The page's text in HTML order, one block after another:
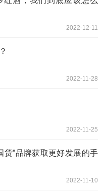
2022-12-11
2022-11-28
2022-11-25
货”品牌获取更好发展的手
2022-11-10